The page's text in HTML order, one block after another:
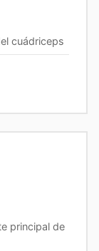
cuádriceps
principal de